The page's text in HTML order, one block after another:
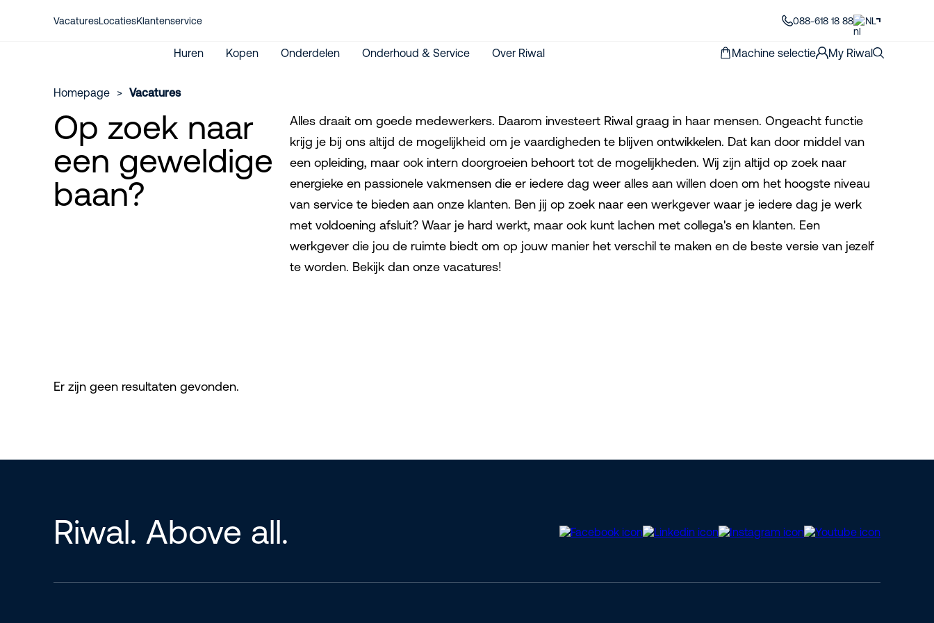
VacaturesLocatiesKlantenservice 088-618 18 88 NL
Huren
Hoogwerkers
Verreikers & Heftrucks
My Riwal klantportaal
Huurwijzer
Internationale verhuur
Kopen Onderdelen
My Riwal Parts webshop
Registreren Riwal Parts
JLG
Genie
Skyjack
Onderhoud & Service
Hoogwerkers
Verreikers
Heftrucks
Over Riwal Machine selectie My Riwal
Homepage > Vacatures
Op zoek naar
een geweldige
baan?
Alles draait om goede medewerkers. Daarom investeert Riwal graag in haar mensen. Ongeacht functie
krijg je bij ons altijd de mogelijkheid om je vaardigheden te blijven ontwikkelen. Dat kan door middel van
een opleiding, maar ook intern doorgroeien behoort tot de mogelijkheden. Wij zijn altijd op zoek naar
energieke en passionele vakmensen die er iedere dag weer alles aan willen doen om het hoogste niveau
van service te bieden aan onze klanten. Ben jij op zoek naar een werkgever waar je iedere dag je werk
met voldoening afsluit? Waar je hard werkt, maar ook kunt lachen met collega's en klanten. Een
werkgever die jou de ruimte biedt om op jouw manier het verschil te maken en de beste versie van jezelf
te worden. Bekijk dan onze vacatures!
Er zijn geen resultaten gevonden.
Riwal. Above all.